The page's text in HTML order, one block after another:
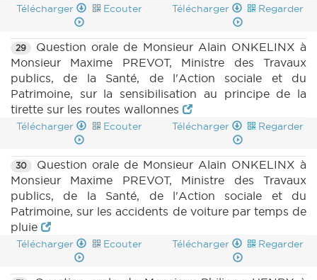
Télécharger Ecouter Télécharger Regarder
29
Question orale de Monsieur Alain ONKELINX à
Monsieur Maxime PREVOT, Ministre des Travaux
publics, de la Santé, de l'Action sociale et du
Patrimoine, sur la sensibilisation au principe de la
tirette sur les routes wallonnes
Télécharger Ecouter Télécharger Regarder
30
Question orale de Monsieur Alain ONKELINX à
Monsieur Maxime PREVOT, Ministre des Travaux
publics, de la Santé, de l'Action sociale et du
Patrimoine, sur les accidents de voiture par temps de
pluie
Télécharger Ecouter Télécharger Regarder